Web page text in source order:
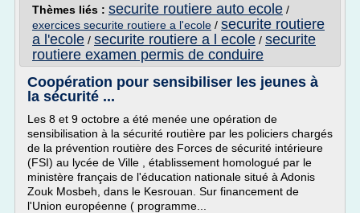
Thèmes liés : securite routiere auto ecole /
exercices securite routiere a l'ecole / securite routiere
a l'ecole / securite routiere a l ecole / securite
routiere examen permis de conduire
Coopération pour sensibiliser les jeunes à
la sécurité ...
Les 8 et 9 octobre a été menée une opération de
sensibilisation à la sécurité routière par les policiers chargés
de la prévention routière des Forces de sécurité intérieure
(FSI) au lycée de Ville , établissement homologué par le
ministère français de l'éducation nationale situé à Adonis
Zouk Mosbeh, dans le Kesrouan. Sur financement de
l'Union européenne ( programme...